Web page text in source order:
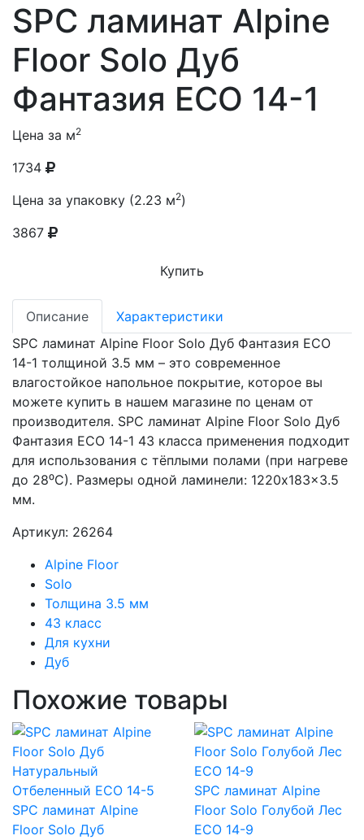
SPC ламинат Alpine
Floor Solo Дуб
Фантазия ECO 14-1
Цена за м2
1734
Цена за упаковку (2.23 м2)
3867
Купить
Описание
Характеристики
SPC ламинат Alpine Floor Solo Дуб Фантазия ECO
14-1 толщиной 3.5 мм – это современное
влагостойкое напольное покрытие, которое вы
можете купить в нашем магазине по ценам от
производителя. SPC ламинат Alpine Floor Solo Дуб
Фантазия ECO 14-1 43 класса применения подходит
для использования с тёплыми полами (при нагреве
до 28⁰С). Размеры одной ламинели: 1220x183x3.5
мм.
Артикул: 26264
Alpine Floor
Solo
Толщина 3.5 мм
43 класс
Для кухни
Дуб
Похожие товары
SPC ламинат Alpine
Floor Solo Дуб
SPC ламинат Alpine
Floor Solo Голубой Лес
ECO 14-9